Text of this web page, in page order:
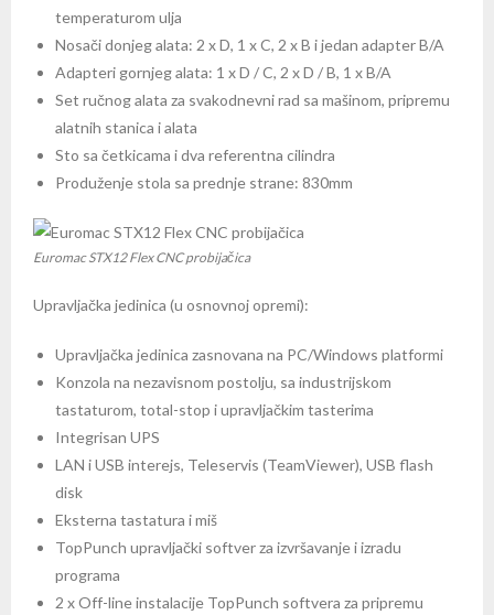
temperaturom ulja
Nosači donjeg alata: 2 x D, 1 x C, 2 x B i jedan adapter B/A
Adapteri gornjeg alata: 1 x D / C, 2 x D / B, 1 x B/A
Set ručnog alata za svakodnevni rad sa mašinom, pripremu
alatnih stanica i alata
Sto sa četkicama i dva referentna cilindra
Produženje stola sa prednje strane: 830mm
Euromac STX12 Flex CNC probijačica
Upravljačka jedinica (u osnovnoj opremi):
Upravljačka jedinica zasnovana na PC/Windows platformi
Konzola na nezavisnom postolju, sa industrijskom
tastaturom, total-stop i upravljačkim tasterima
Integrisan UPS
LAN i USB interejs, Teleservis (TeamViewer), USB flash
disk
Eksterna tastatura i miš
TopPunch upravljački softver za izvršavanje i izradu
programa
2 x Off-line instalacije TopPunch softvera za pripremu